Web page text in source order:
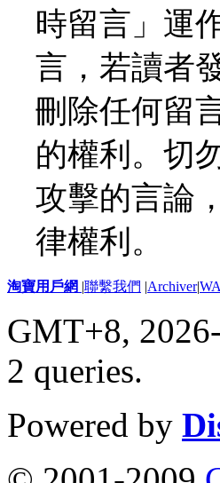
時留言」運
言，若讀者
刪除任何留
的權利。切
攻擊的言論
律權利。
淘寶用戶網 |聯繫我們 |Archiver|
GMT+8,
2 queries.
Powered by